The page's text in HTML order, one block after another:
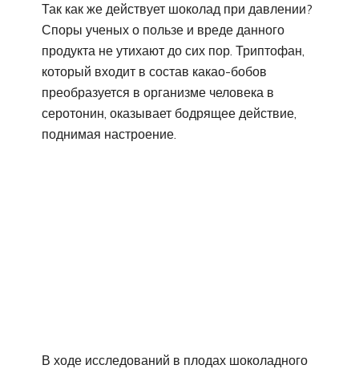
Так как же действует шоколад при давлении?
Споры ученых о пользе и вреде данного
продукта не утихают до сих пор. Триптофан,
который входит в состав какао-бобов
преобразуется в организме человека в
серотонин, оказывает бодрящее действие,
поднимая настроение.
В ходе исследований в плодах шоколадного